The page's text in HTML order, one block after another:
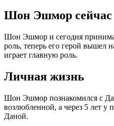
Шон Эшмор сейчас
Шон Эшмор и сегодня
роль, теперь его герой
играет главную роль.
Личная жизнь
Шон Эшмор познакомился с
возлюбленной, а через 5 лет
Даной.